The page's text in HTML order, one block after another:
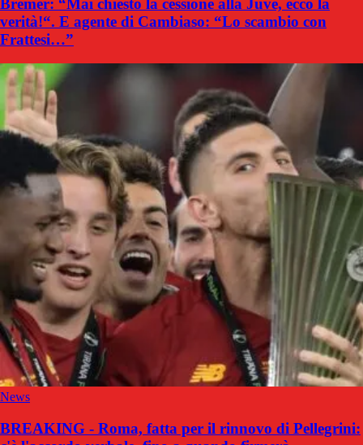
Bremer: “Mai chiesto la cessione alla Juve, ecco la
verità!“. E agente di Cambiaso: “Lo scambio con
Frattesi…”
News
BREAKING - Roma, fatta per il rinnovo di Pellegrini: